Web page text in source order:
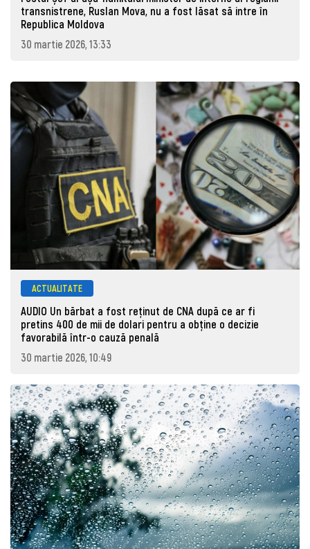
transnistrene, Ruslan Mova, nu a fost lăsat să intre în
Republica Moldova
30 martie 2026, 13:33
ACTUALITATE
AUDIO Un bărbat a fost reținut de CNA după ce ar fi
pretins 400 de mii de dolari pentru a obține o decizie
favorabilă într-o cauză penală
30 martie 2026, 10:49